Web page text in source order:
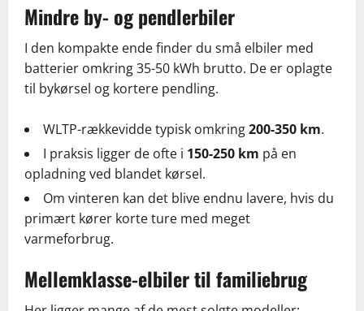
Mindre by- og pendlerbiler
I den kompakte ende finder du små elbiler med
batterier omkring 35-50 kWh brutto. De er oplagte
til bykørsel og kortere pendling.
WLTP-rækkevidde typisk omkring200-350 km.
I praksis ligger de ofte i 150-250 km på en
opladning ved blandet kørsel.
Om vinteren kan det blive endnu lavere, hvis du
primært kører korte ture med meget
varmeforbrug.
Mellemklasse-elbiler til familiebrug